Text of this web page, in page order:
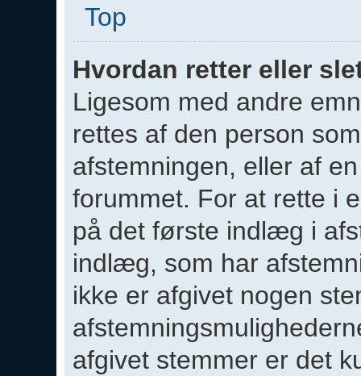
Top
Hvordan retter eller
Ligesom med andre
rettes af den person
afstemningen, eller af
forummet. For at rette i
på det første indlæg i
indlæg, som har
ikke er afgivet nogen
afgivet stemmer er det